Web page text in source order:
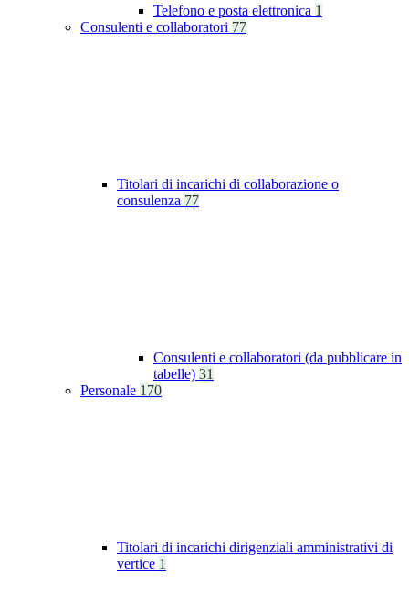
Telefono e posta elettronica 1
Consulenti e collaboratori 77
Titolari di incarichi di collaborazione o
consulenza 77
Consulenti e collaboratori (da pubblicare in
tabelle) 31
Personale 170
Titolari di incarichi dirigenziali amministrativi di
vertice 1